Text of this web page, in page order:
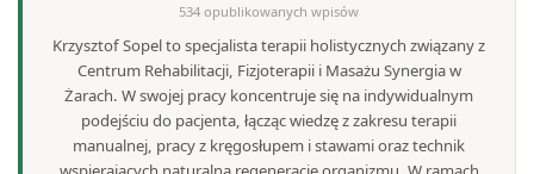
534 opublikowanych wpisów
Krzysztof Sopel to specjalista terapii holistycznych związany z
Centrum Rehabilitacji, Fizjoterapii i Masażu Synergia w
Żarach. W swojej pracy koncentruje się na indywidualnym
podejściu do pacjenta, łącząc wiedzę z zakresu terapii
manualnej, pracy z kręgosłupem i stawami oraz technik